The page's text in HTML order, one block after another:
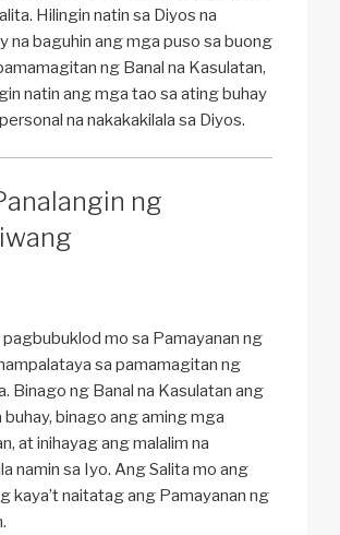
Hilingin natin sa Diyos na
na baguhin ang mga puso sa buong
ng Banal na Kasulatan,
natin ang mga tao sa ating buhay
na nakakakilala sa Diyos.
ng
pagbubuklod mo sa Pamayanan ng
sa pamamagitan ng
Binago ng Banal na Kasulatan ang
binago ang aming mga
at inihayag ang malalim na
namin sa Iyo. Ang Salita mo ang
kaya’t naitatag ang Pamayanan ng